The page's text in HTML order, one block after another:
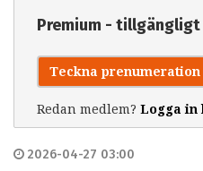
Premium -
Teckna prenumeration
Redan medlem? Logga in
2026-04-27 03:00